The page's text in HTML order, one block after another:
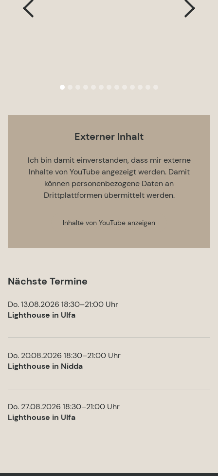
Externer Inhalt
Ich bin damit einverstanden, dass mir externe
Inhalte von YouTube angezeigt werden. Damit
können personenbezogene Daten an
Drittplattformen übermittelt werden.
Inhalte von YouTube anzeigen
Nächste Termine
Do. 13.08.2026 18:30–21:00 Uhr
Lighthouse in Ulfa
Do. 20.08.2026 18:30–21:00 Uhr
Lighthouse in Nidda
Do. 27.08.2026 18:30–21:00 Uhr
Lighthouse in Ulfa